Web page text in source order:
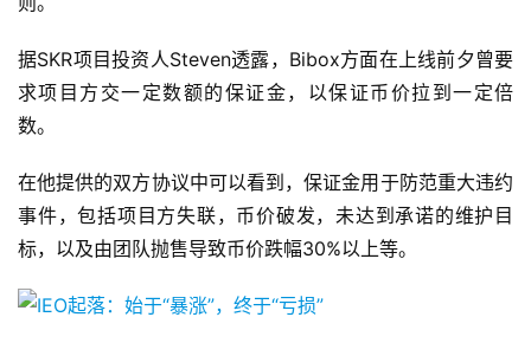
据SKR项目投资人Steven透露，Bibox方面在上线前夕曾要
求项目方交一定数额的保证金，以保证币价拉到一定倍
数。
在他提供的双方协议中可以看到，保证金用于防范重大违约
事件，包括项目方失联，币价破发，未达到承诺的维护目
标，以及由团队抛售导致币价跌幅30%以上等。